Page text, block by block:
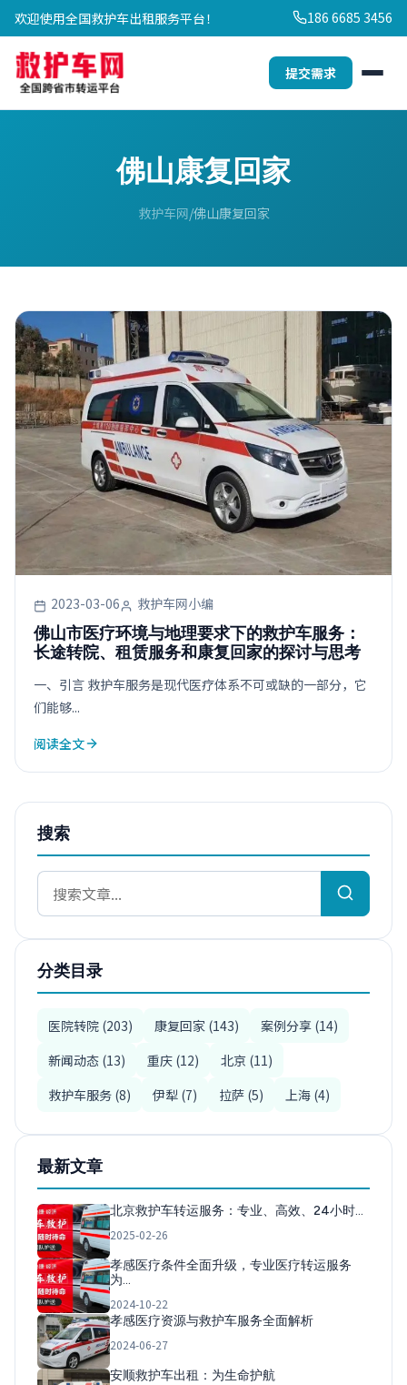
欢迎使用全国救护车出租服务平台！ 186 6685 3456
提交需求
佛山康复回家
救护车网 佛山康复回家
2023-03-06 救护车网小编
佛山市医疗环境与地理要求下的救护车服务：
长途转院、租赁服务和康复回家的探讨与思考
一、引言 救护车服务是现代医疗体系不可或缺的一部分，它
们能够...
阅读全文
搜索
分类目录
医院转院 (203) 康复回家 (143)
案例分享 (14)
新闻动态 (13)
重庆 (12)
北京 (11)
救护车服务 (8)
伊犁 (7) 拉萨 (5) 上海 (4)
最新文章
北京救护车转运服务：专业、高效、24小时…
2025-02-26
孝感医疗条件全面升级，专业医疗转运服务
为…
2024-10-22
孝感医疗资源与救护车服务全面解析
2024-06-27
安顺救护车出租：为生命护航